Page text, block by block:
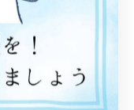
遠方の方にも配慮
れています。地域
相談の大きな魅